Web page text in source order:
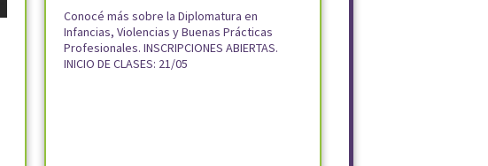
Conocé más sobre la Diplomatura en
Infancias, Violencias y Buenas Prácticas
Profesionales. INSCRIPCIONES ABIERTAS.
INICIO DE CLASES: 21/05